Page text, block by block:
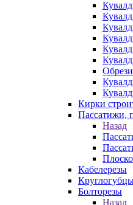
Кирки
Пассатижи,
Назад
Кабелерезы
Болторезы
Назад